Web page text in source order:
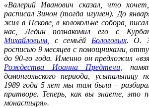
«Валерий Иванович сказал, что
расписал Зинон (тогда игумен). До
жил в Пскове, в колокольне собора,
нас, Ледин познакомил его с
Михайловым , с семьёй Бологовых. О.
росписью 9 месяцев с помощниками,
до 90-го года. Именно он предложил
Рождества Иоанна Предтечи ,
домонгольского периода, усыпальницу
1989 года 5 лет мы там были –
притворе. Теперь, как вы знаете, это
монастыря».